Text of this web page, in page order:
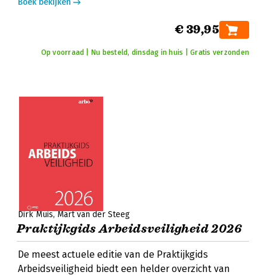
Boek bekijken
€ 39,95
Op voorraad | Nu besteld, dinsdag in huis | Gratis verzonden
Dirk Muis Mart van der Steeg
Praktijkgids Arbeidsveiligheid 2026
De meest actuele editie van de Praktijkgids
Arbeidsveiligheid biedt een helder overzicht van